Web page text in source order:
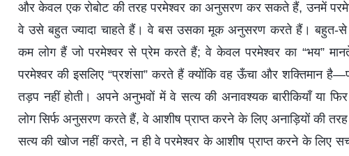
और केवल एक रोबोट की तरह परमेश्वर का अनुसरण कर सकते हैं, उनमें
वे उसे बहुत ज्यादा चाहते हैं। वे बस उसका मूक अनुसरण करते हैं। बहुत-से
कम लोग हैं जो परमेश्वर से प्रेम करते हैं; वे केवल परमेश्वर का “भय”
परमेश्वर की इसलिए “प्रशंसा” करते हैं क्योंकि वह ऊँचा और शक्तिमान
तड़प नहीं होती। अपने अनुभवों में वे सत्य की अनावश्यक बारीकियाँ या
लोग सिर्फ अनुसरण करते हैं, वे आशीष प्राप्त करने के लिए अनाड़ियों की
सत्य की खोज नहीं करते, न ही वे परमेश्वर के आशीष प्राप्त करने के लिए